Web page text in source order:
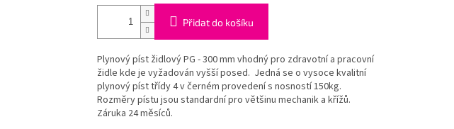
Přidat do košíku
Plynový píst židlový PG - 300 mm vhodný pro zdravotní a pracovní
židle kde je vyžadován vyšší posed. Jedná se o vysoce kvalitní
plynový píst třídy 4 v černém provedení s nosností 150kg.
Rozměry pístu jsou standardní pro většinu mechanik a křížů.
Záruka 24 měsíců.